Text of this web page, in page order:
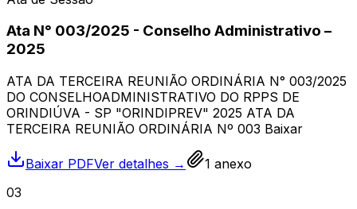
Ata N° 003/2025 - Conselho Administrativo –
2025
ATA DA TERCEIRA REUNIÃO ORDINÁRIA N° 003/2025
DO CONSELHOADMINISTRATIVO DO RPPS DE
ORINDIÚVA - SP "ORINDIPREV" 2025 ATA DA
TERCEIRA REUNIÃO ORDINÁRIA Nº 003 Baixar
Baixar PDFVer detalhes → 1 anexo
03